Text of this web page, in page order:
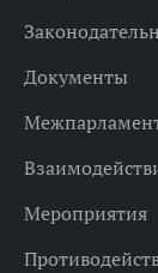
Документы
Мероприятия